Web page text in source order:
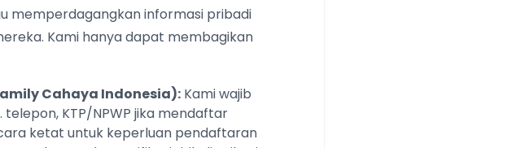
memperdagangkan informasi pribadi
Kami hanya dapat membagikan
Cahaya Indonesia): Kami wajib
KTP/NPWP jika mendaftar
ketat untuk keperluan pendaftaran